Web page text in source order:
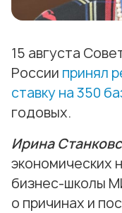
15 августа
России принял
ставку на 350
годовых.
Ирина
экономических
бизнес-школы
о причинах и